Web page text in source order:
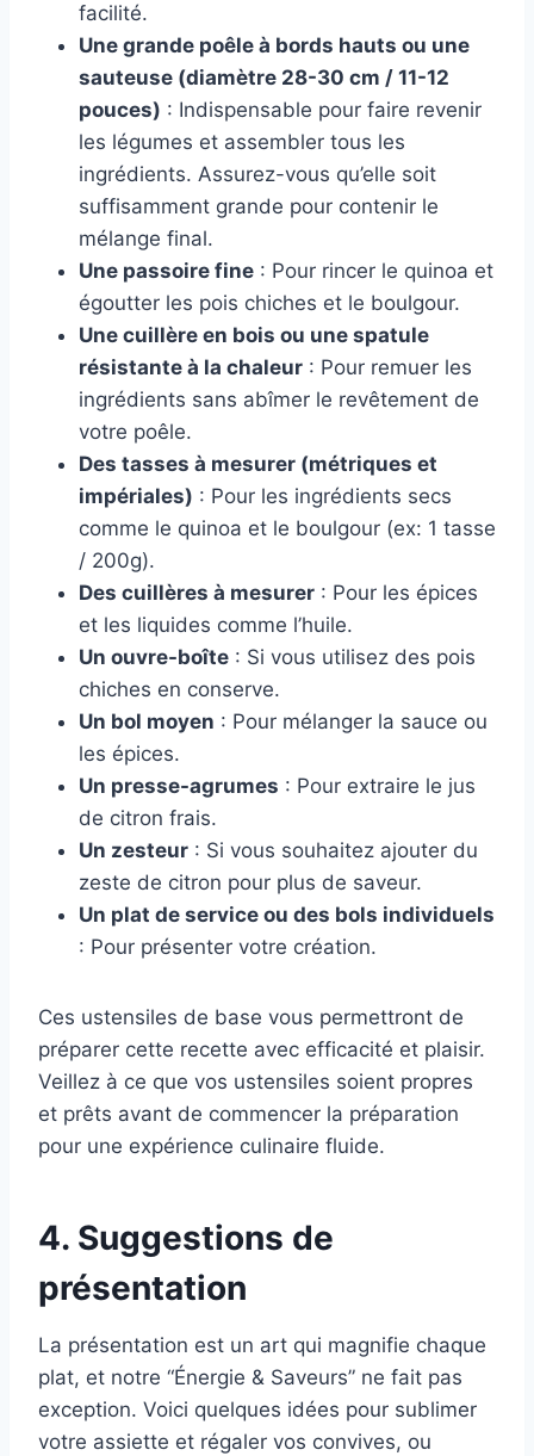
facilité.
Une grande poêle à bords hauts ou une
sauteuse (diamètre 28-30 cm / 11-12
pouces) : Indispensable pour faire revenir
les légumes et assembler tous les
ingrédients. Assurez-vous qu’elle soit
suffisamment grande pour contenir le
mélange final.
Une passoire fine : Pour rincer le quinoa et
égoutter les pois chiches et le boulgour.
Une cuillère en bois ou une spatule
résistante à la chaleur : Pour remuer les
ingrédients sans abîmer le revêtement de
votre poêle.
Des tasses à mesurer (métriques et
impériales) : Pour les ingrédients secs
comme le quinoa et le boulgour (ex: 1 tasse
/ 200g).
Des cuillères à mesurer : Pour les épices
et les liquides comme l’huile.
Un ouvre-boîte : Si vous utilisez des pois
chiches en conserve.
Un bol moyen : Pour mélanger la sauce ou
les épices.
Un presse-agrumes : Pour extraire le jus
de citron frais.
Un zesteur : Si vous souhaitez ajouter du
zeste de citron pour plus de saveur.
Un plat de service ou des bols individuels
: Pour présenter votre création.
Ces ustensiles de base vous permettront de
préparer cette recette avec efficacité et plaisir.
Veillez à ce que vos ustensiles soient propres
et prêts avant de commencer la préparation
pour une expérience culinaire fluide.
4. Suggestions de
présentation
La présentation est un art qui magnifie chaque
plat, et notre “Énergie & Saveurs” ne fait pas
exception. Voici quelques idées pour sublimer
votre assiette et régaler vos convives, ou